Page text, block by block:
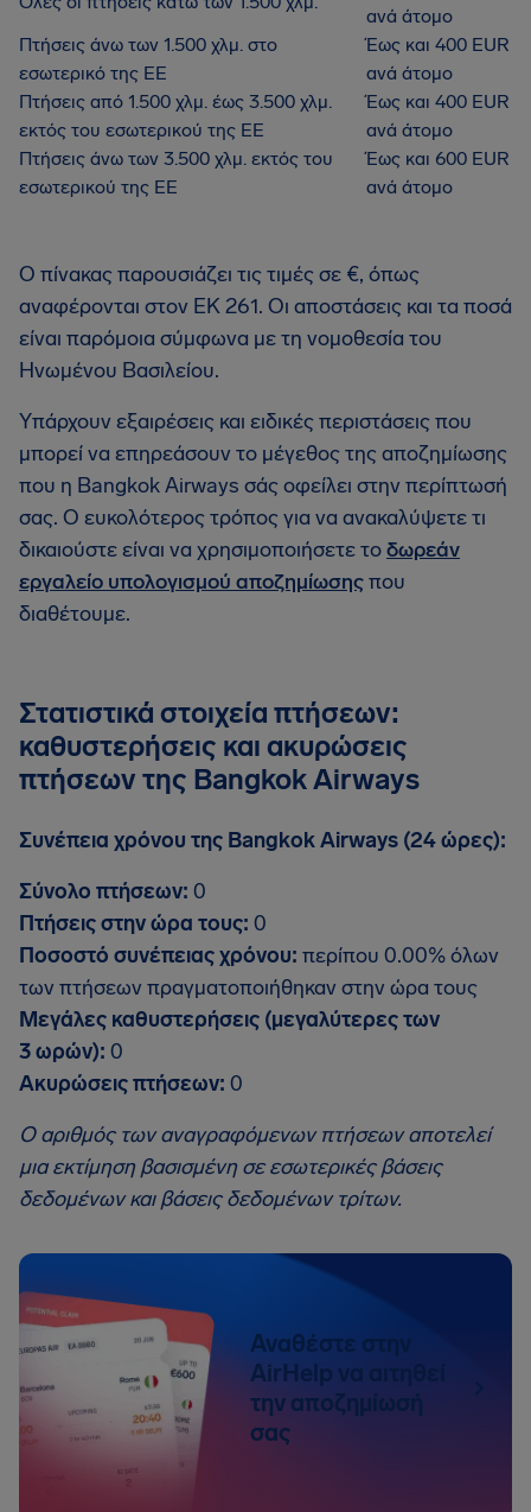
ανά άτομο
Πτήσεις άνω των 1.500 χλμ. στο
εσωτερικό της ΕΕ
Έως και 400 EUR
ανά άτομο
Πτήσεις από 1.500 χλμ. έως 3.500 χλμ.
εκτός του εσωτερικού της ΕΕ
Έως και 400 EUR
ανά άτομο
Πτήσεις άνω των 3.500 χλμ. εκτός του
εσωτερικού της ΕΕ
Έως και 600 EUR
ανά άτομο
Ο πίνακας παρουσιάζει τις τιμές σε €, όπως
αναφέρονται στον ΕΚ 261. Οι αποστάσεις και τα ποσά
είναι παρόμοια σύμφωνα με τη νομοθεσία του
Ηνωμένου Βασιλείου.
Υπάρχουν εξαιρέσεις και ειδικές περιστάσεις που
μπορεί να επηρεάσουν το μέγεθος της αποζημίωσης
που η Bangkok Airways σάς οφείλει στην περίπτωσή
σας. Ο ευκολότερος τρόπος για να ανακαλύψετε τι
δικαιούστε είναι να χρησιμοποιήσετε τοδωρεάν
εργαλείο υπολογισμού αποζημίωσηςπου
διαθέτουμε.
Στατιστικά στοιχεία πτήσεων:
καθυστερήσεις και ακυρώσεις
πτήσεων της Bangkok Airways
Συνέπεια χρόνου της Bangkok Airways (24 ώρες):
Σύνολο πτήσεων: 0
Πτήσεις στην ώρα τους: 0
Ποσοστό συνέπειας χρόνου: περίπου 0.00% όλων
των πτήσεων πραγματοποιήθηκαν στην ώρα τους
Μεγάλες καθυστερήσεις (μεγαλύτερες των
3 ωρών): 0
Ακυρώσεις πτήσεων: 0
Ο αριθμός των αναγραφόμενων πτήσεων αποτελεί
μια εκτίμηση βασισμένη σε εσωτερικές βάσεις
δεδομένων και βάσεις δεδομένων τρίτων.
Αναθέστε στην
AirHelp να αιτηθεί
την αποζημίωσή
σας